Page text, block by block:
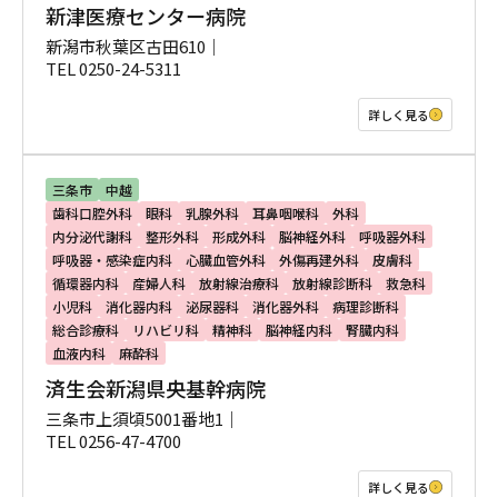
新津医療センター病院
新潟市秋葉区古田610｜
TEL 0250-24-5311
詳しく見る
三条市
中越
歯科口腔外科
眼科 乳腺外科 耳鼻咽喉科
外科
内分泌代謝科
整形外科 形成外科 脳神経外科
呼吸器外科
呼吸器・感染症内科
心臓血管外科 外傷再建外科
皮膚科
循環器内科
産婦人科 放射線治療科 放射線診断科
救急科
小児科
消化器内科 泌尿器科 消化器外科
病理診断科
総合診療科
リハビリ科 精神科 脳神経内科
腎臓内科
血液内科
麻酔科
済生会新潟県央基幹病院
三条市上須頃5001番地1｜
TEL 0256-47-4700
詳しく見る